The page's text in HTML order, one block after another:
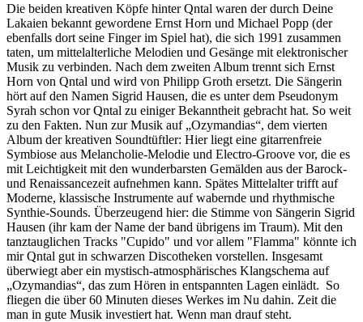
Die beiden kreativen Köpfe hinter Qntal waren der durch Deine
Lakaien bekannt gewordene Ernst Horn und Michael Popp (der
ebenfalls dort seine Finger im Spiel hat), die sich 1991 zusammen
taten, um mittelalterliche Melodien und Gesänge mit elektronischer
Musik zu verbinden. Nach dem zweiten Album trennt sich Ernst
Horn von Qntal und wird von Philipp Groth ersetzt. Die Sängerin
hört auf den Namen Sigrid Hausen, die es unter dem Pseudonym
Syrah schon vor Qntal zu einiger Bekanntheit gebracht hat. So weit
zu den Fakten. Nun zur Musik auf „Ozymandias“, dem vierten
Album der kreativen Soundtüftler: Hier liegt eine gitarrenfreie
Symbiose aus Melancholie-Melodie und Electro-Groove vor, die es
mit Leichtigkeit mit den wunderbarsten Gemälden aus der Barock-
und Renaissancezeit aufnehmen kann. Spätes Mittelalter trifft auf
Moderne, klassische Instrumente auf wabernde und rhythmische
Synthie-Sounds. Überzeugend hier: die Stimme von Sängerin Sigrid
Hausen (ihr kam der Name der band übrigens im Traum). Mit den
tanztauglichen Tracks "Cupido" und vor allem "Flamma" könnte ich
mir Qntal gut in schwarzen Discotheken vorstellen. Insgesamt
überwiegt aber ein mystisch-atmosphärisches Klangschema auf
„Ozymandias“, das zum Hören in entspannten Lagen einlädt. So
fliegen die über 60 Minuten dieses Werkes im Nu dahin. Zeit die
man in gute Musik investiert hat. Wenn man drauf steht.